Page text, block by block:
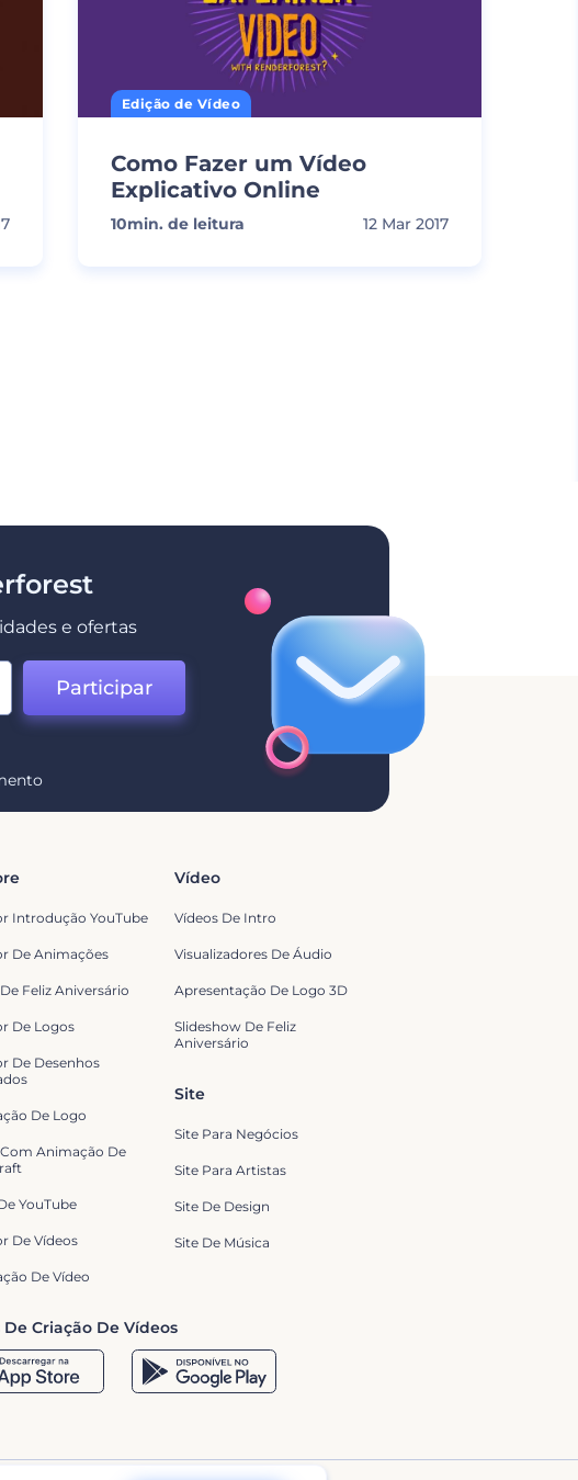
Edição de Vídeo
Como Fazer um Vídeo
Explicativo Online
10min. de leitura 12 Mar 2017
e ofertas
Participar
Introdução YouTube
De Animações
Feliz Aniversário
De Logos
De Desenhos
De Logo
Animação De
YouTube
De Vídeos
De Vídeo
De Criação De Vídeos
Vídeo
Vídeos De Intro
Visualizadores De Áudio
Apresentação De Logo 3D
Slideshow De Feliz
Aniversário
Site
Site Para Negócios
Site Para Artistas
Site De Design
Site De Música